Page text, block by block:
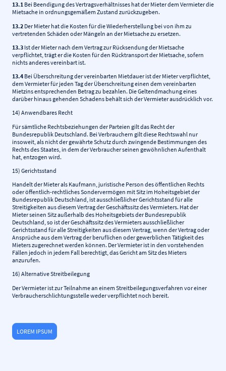
13.1 Bei Beendigung des Vertragsverhältnisses hat der Mieter dem Vermieter die
Mietsache in ordnungsgemäßem Zustand zurückzugeben.
13.2 Der Mieter hat die Kosten für die Wiederherstellung bei von ihm zu
vertretenden Schäden oder Mängeln an der Mietsache zu ersetzen.
13.3 Ist der Mieter nach dem Vertrag zur Rücksendung der Mietsache
verpflichtet, trägt er die Kosten für den Rücktransport der Mietsache, sofern
nichts anderes vereinbart ist.
13.4 Bei Überschreitung der vereinbarten Mietdauer ist der Mieter verpflichtet,
dem Vermieter für jeden Tag der Überschreitung einen dem vereinbarten
Mietzins entsprechenden Betrag zu bezahlen. Die Geltendmachung eines
darüber hinaus gehenden Schadens behält sich der Vermieter ausdrücklich vor.
14) Anwendbares Recht
Für sämtliche Rechtsbeziehungen der Parteien gilt das Recht der
Bundesrepublik Deutschland. Bei Verbrauchern gilt diese Rechtswahl nur
insoweit, als nicht der gewährte Schutz durch zwingende Bestimmungen des
Rechts des Staates, in dem der Verbraucher seinen gewöhnlichen Aufenthalt
hat, entzogen wird.
15) Gerichtsstand
Handelt der Mieter als Kaufmann, juristische Person des öffentlichen Rechts
oder öffentlich-rechtliches Sondervermögen mit Sitz im Hoheitsgebiet der
Bundesrepublik Deutschland, ist ausschließlicher Gerichtsstand für alle
Streitigkeiten aus diesem Vertrag der Geschäftssitz des Vermieters. Hat der
Mieter seinen Sitz außerhalb des Hoheitsgebiets der Bundesrepublik
Deutschland, so ist der Geschäftssitz des Vermieters ausschließlicher
Gerichtsstand für alle Streitigkeiten aus diesem Vertrag, wenn der Vertrag oder
Ansprüche aus dem Vertrag der beruflichen oder gewerblichen Tätigkeit des
Mieters zugerechnet werden können. Der Vermieter ist in den vorstehenden
Fällen jedoch in jedem Fall berechtigt, das Gericht am Sitz des Mieters
anzurufen.
16) Alternative Streitbeilegung
Der Vermieter ist zur Teilnahme an einem Streitbeilegungsverfahren vor einer
Verbraucherschlichtungsstelle weder verpflichtet noch bereit.
LOREM IPSUM